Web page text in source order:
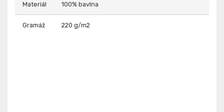
Materiál 100% bavlna
Gramáž 220 g/m2